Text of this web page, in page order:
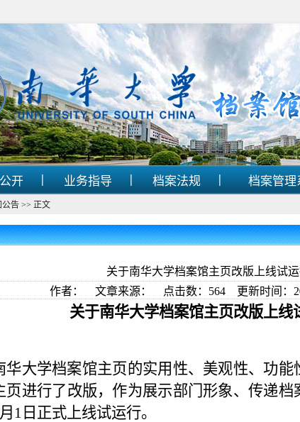
开 | 业务指导 | 档案法规 | 档案管
公告 >> 正文
关于南华大学档案馆主页改版上线试
作者： 文章来源： 点击数： 564 更新时间：
关于南华大学档案馆主页改版上线
华大学档案馆主页的实用性、美观性、功
页进行了改版，作为展示部门形象、传递
月 1 日正式上线试运行。